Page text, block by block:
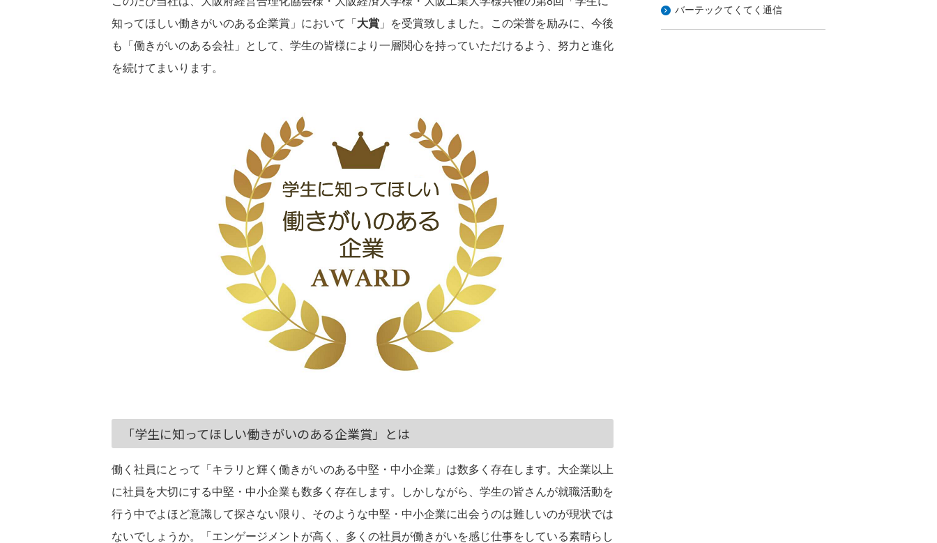
知ってほしい働きがいのある企業賞」において「 大賞 」を受賞致しました。この栄誉を励みに、今後
も「働きがいのある会社」として、学生の皆様により一層関心を持っていただけるよう、努力と進化
を続けてまいります。
「学生に知ってほしい働きがいのある企業賞」とは
働く社員にとって「キラリと輝く働きがいのある中堅・中小企業」は数多く存在します。大企業以上
に社員を大切にする中堅・中小企業も数多く存在します。しかしながら、学生の皆さんが就職活動を
行う中でよほど意識して探さない限り、そのような中堅・中小企業に出会うのは難しいのが現状では
ないでしょうか。「エンゲージメントが高く、多くの社員が働きがいを感じ仕事をしている素晴らし
バーテックてくてく通信